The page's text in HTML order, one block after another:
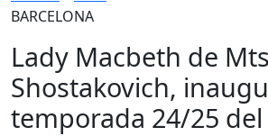
BARCELONA
Lady Macbeth de
Shostakovich,
temporada 24/25 del